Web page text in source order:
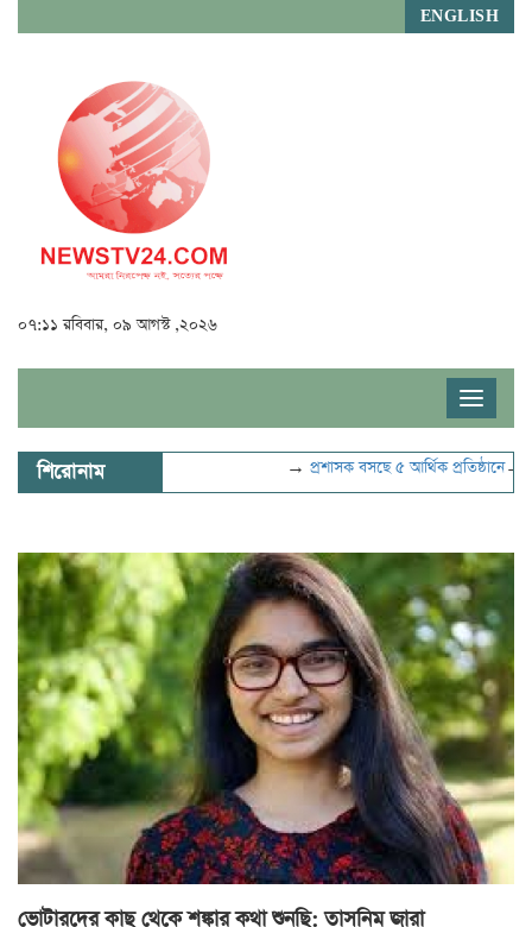
ENGLISH
০৭:১১ রবিবার, ০৯ আগস্ট ,২০২৬
Toggle
শিরোনাম প্রশাসক বসছে ৫ আর্থিক প্রতিষ্ঠানে→
ভোটারদের কাছ থেকে শঙ্কার কথা শুনছি: তাসনিম জারা